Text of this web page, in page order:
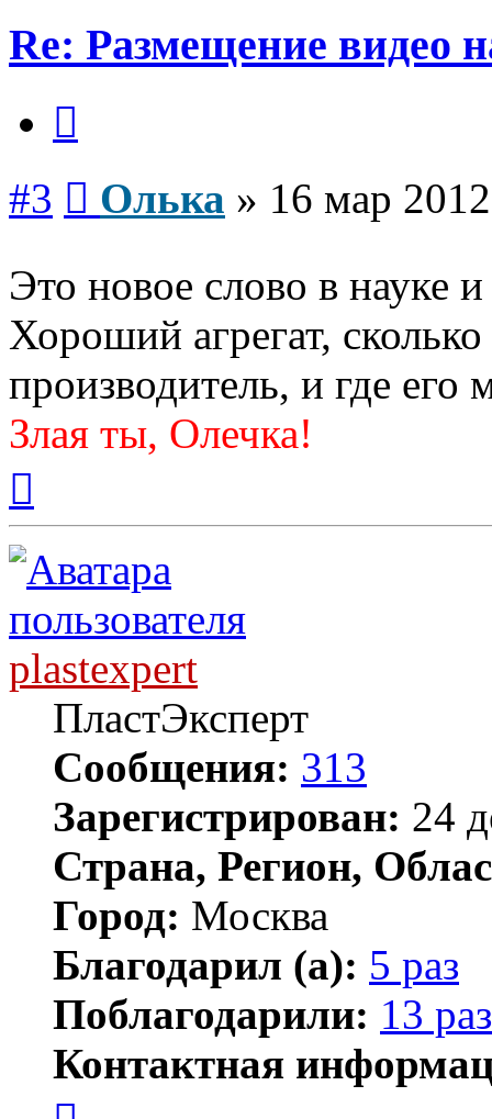
Re: Размещение видео
#3 Олька » 16 мар
Это новое слово в науке
Хороший агрегат,
производитель, и где
Злая ты, Олечка!
началу
plastexpert
ПластЭксперт
Сообщения: 313
Зарегистрирован: 24
Страна, Регион,
Город: Москва
Благодарил (а): 5 раз
Поблагодарили: 13 раз
Контактная